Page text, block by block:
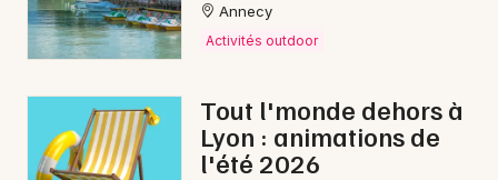
Annecy
Activités outdoor
Tout l'monde dehors à
Lyon : animations de
l'été 2026